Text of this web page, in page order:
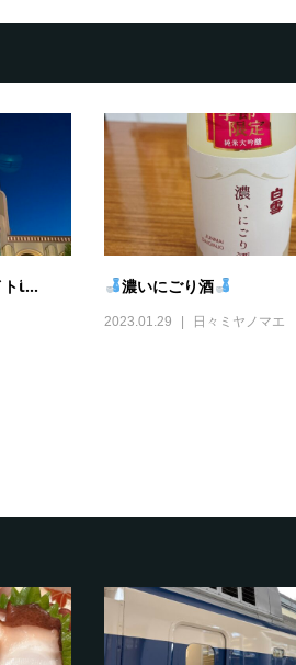
ἱ... 濃いにごり酒
2023.01.29 日々ミヤノマエ